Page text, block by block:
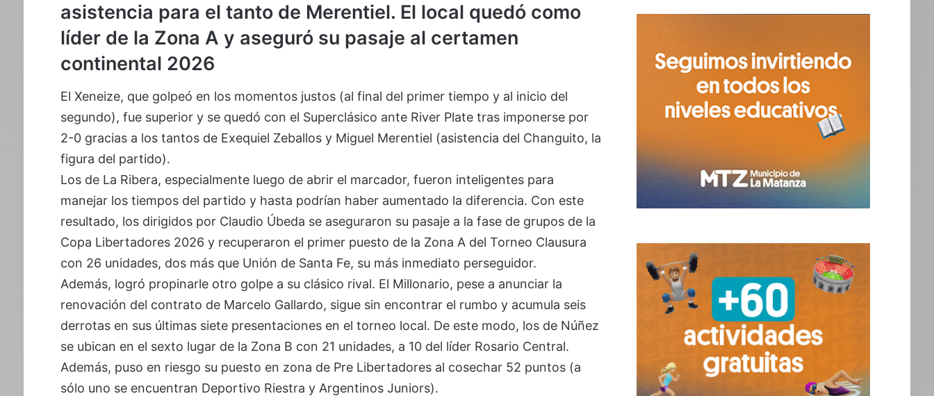
asistencia para el tanto de Merentiel. El local quedó como
líder de la Zona A y aseguró su pasaje al certamen
continental 2026
El Xeneize, que golpeó en los momentos justos (al final del primer tiempo y al inicio del
segundo), fue superior y se quedó con el Superclásico ante River Plate tras imponerse por
2-0 gracias a los tantos de Exequiel Zeballos y Miguel Merentiel (asistencia del Changuito, la
figura del partido).
Los de La Ribera, especialmente luego de abrir el marcador, fueron inteligentes para
manejar los tiempos del partido y hasta podrían haber aumentado la diferencia. Con este
resultado, los dirigidos por Claudio Úbeda se aseguraron su pasaje a la fase de grupos de la
Copa Libertadores 2026 y recuperaron el primer puesto de la Zona A del Torneo Clausura
con 26 unidades, dos más que Unión de Santa Fe, su más inmediato perseguidor.
Además, logró propinarle otro golpe a su clásico rival. El Millonario, pese a anunciar la
renovación del contrato de Marcelo Gallardo, sigue sin encontrar el rumbo y acumula seis
derrotas en sus últimas siete presentaciones en el torneo local. De este modo, los de Núñez
se ubican en el sexto lugar de la Zona B con 21 unidades, a 10 del líder Rosario Central.
Además, puso en riesgo su puesto en zona de Pre Libertadores al cosechar 52 puntos (a
sólo uno se encuentran Deportivo Riestra y Argentinos Juniors).